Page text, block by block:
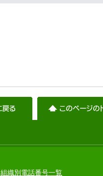
組織別電話番号一覧